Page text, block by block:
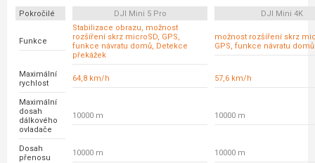
Pokročilé DJI Mini 5 Pro DJI Mini 4K
Funkce
Stabilizace obrazu, možnost
rozšíření skrz microSD, GPS,
funkce návratu domů, Detekce
překážek
možnost rozšíření skrz
GPS, funkce návratu domů
Maximální
rychlost
64,8 km/h 57,6 km/h
Maximální
dosah
dálkového
ovladače
10000 m 10000 m
Dosah
přenosu
10000 m 10000 m